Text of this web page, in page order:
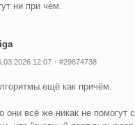
ни при чем.
12:07 #29674738
ещё как причём.
они всё же никак не помогут с